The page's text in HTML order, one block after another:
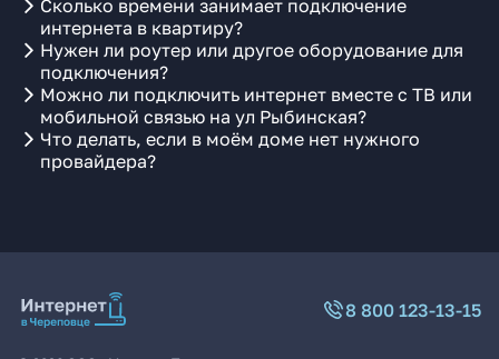
Сколько времени занимает подключение
интернета в квартиру?
Нужен ли роутер или другое оборудование для
подключения?
Можно ли подключить интернет вместе с ТВ или
мобильной связью на ул Рыбинская?
Что делать, если в моём доме нет нужного
провайдера?
8 800 123-13-15